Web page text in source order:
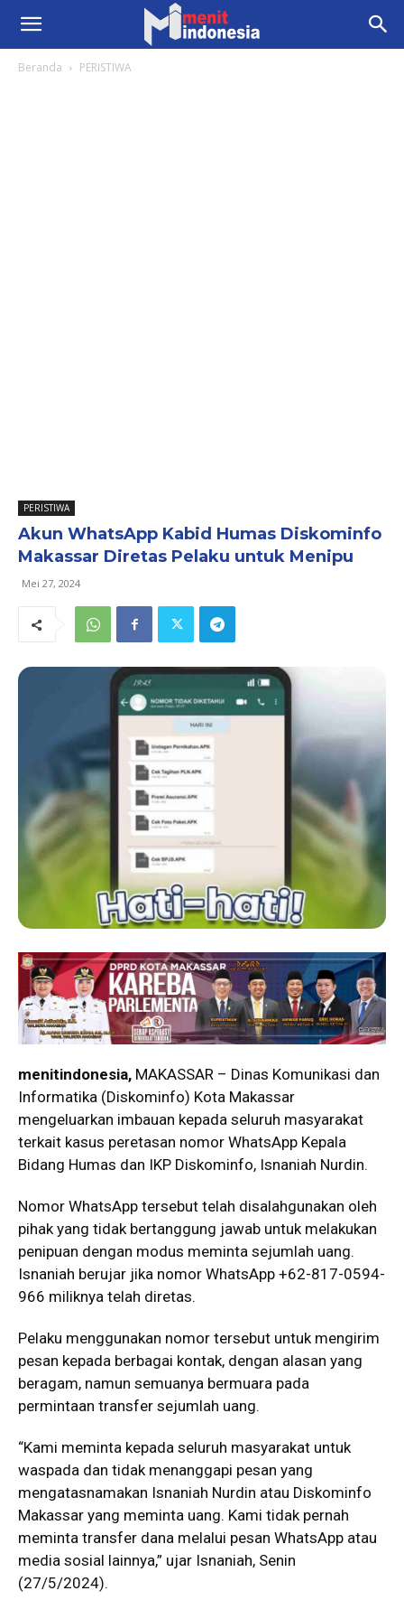
Beranda PERISTIWA
PERISTIWA
Akun WhatsApp Kabid Humas Diskominfo
Makassar Diretas Pelaku untuk Menipu
Mei 27, 2024
menitindonesia, MAKASSAR – Dinas Komunikasi dan
Informatika (Diskominfo) Kota Makassar
mengeluarkan imbauan kepada seluruh masyarakat
terkait kasus peretasan nomor WhatsApp Kepala
Bidang Humas dan IKP Diskominfo, Isnaniah Nurdin.
Nomor WhatsApp tersebut telah disalahgunakan oleh
pihak yang tidak bertanggung jawab untuk melakukan
penipuan dengan modus meminta sejumlah uang.
Isnaniah berujar jika nomor WhatsApp +62-817-0594-
966 miliknya telah diretas.
Pelaku menggunakan nomor tersebut untuk mengirim
pesan kepada berbagai kontak, dengan alasan yang
beragam, namun semuanya bermuara pada
permintaan transfer sejumlah uang.
“Kami meminta kepada seluruh masyarakat untuk
waspada dan tidak menanggapi pesan yang
mengatasnamakan Isnaniah Nurdin atau Diskominfo
Makassar yang meminta uang. Kami tidak pernah
meminta transfer dana melalui pesan WhatsApp atau
media sosial lainnya,” ujar Isnaniah, Senin
(27/5/2024).